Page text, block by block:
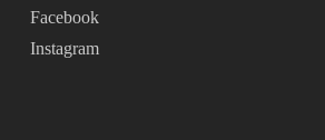
Facebook
Instagram